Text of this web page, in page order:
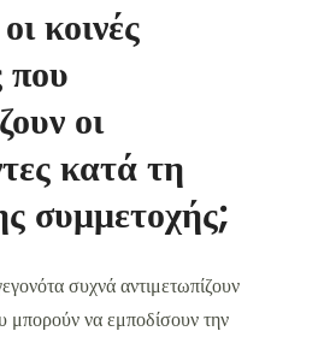
κοινές
που
οι
κατά τη
συμμετοχής;
συχνά αντιμετωπίζουν
μπορούν να εμποδίσουν την